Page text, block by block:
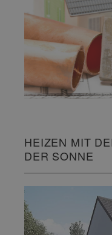
HEIZEN MIT
DER SONNE